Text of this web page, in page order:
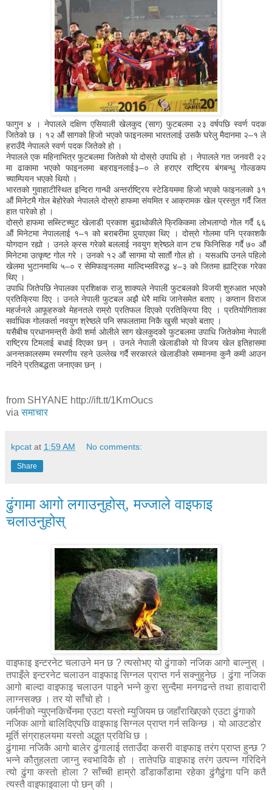
फागुन ४ । नेपालले दक्षिण एसियाली खेलकुद (साग) फुटबलमा २३ वर्षपछि स्वर्ण पदक
जितेको छ । १२ औं सागको हिजो भएको फाइनलमा भारतलाई उसकै घरेलु मैदानमा २–१ ले
हराउँदै नेपालले स्वर्ण पदक जितेको हो ।
नेपालले एक महिनाभित्र फुटबलमा जितेको यो दोस्रो उपाधि हो । नेपालले गत जनवरी २२
मा ढाकामा भएको फाइनलमा बहराइनलाई३–० ले हराएर राष्ट्रिय बंगबन्धु गोल्डकप
च्याम्पियन भएको थियो ।
भारतको गुवाहाटीस्थित इन्दिरा गान्धी अन्तर्राष्ट्रिय स्टेडियममा हिजो भएको फाइनलको ३१
औं मिनेटमै गोल बेहोरेको नेपालले दोस्रो हाफमा संयमित र आक्रामक खेल प्रस्तुत गर्दै जित
हात पारेको हो ।
दोस्रो हाफमा सब्स्टिच्युट खेलाडी प्रकाश बुढाथोकीले फ्रिकिकमा लोभलाग्दो गोल गर्दै ६६
औं मिनेटमा नेपाललाई १–१ को बराबरीमा पुर्‍याएका थिए । दोस्रो गोलमा पनि प्रकाशकै
योगदान रह्यो । उनले क्रस गरेको बललाई नवयुग श्रेष्ठले वान टच फिनिसिङ गर्दै ७० औं
मिनेटमा उत्कृष्ट गोल गरे । उनको १२ औं सागमा यो सातौं गोल हो । यसअघि उनले पहिलो
खेलमा भुटानमाथि ५–० र सेमिफाइनलमा माल्दिभ्सविरुद्ध ४–३ को जितमा ह्याट्रिक गरेका
थिए ।
उपाधि जितेपछि नेपालका प्रशिक्षक राजु शाक्यले नेपाली फुटबलको विजयी शुरुआत भएको
प्रतिक्रिया दिए । उनले नेपाली फुटबल अझै धेरै माथि जानेसमेत बताए । कप्तान विराज
महर्जनले आफूहरुको मेहनतले राम्रो प्रतिफल दिएको प्रतिक्रिया दिए । प्रतियोगिताका
सर्वाधिक गोलकर्ता नवयुग श्रेष्ठले पनि सफलतामा निकै खुसी भएको बताए ।
यसैबीच प्रधानमन्त्री केपी शर्मा ओलीले साग खेलकुदको फुटबलमा उपाधि जितेकोमा नेपाली
राष्ट्रिय टिमलाई बधाई दिएका छन् । उनले नेपाली खेलाडीको यो विजय खेल इतिहासमा
अनन्तकालसम्म स्मरणीय रहने उल्लेख गर्दै सरकारले खेलाडीको सम्मानमा कुनै कमी आउन
नदिने प्रतिबद्धता जनाएका छन् ।
from SHYANE http://ift.tt/1KmOucs
viaसमाचार
kpcat at 1:59 AM No comments:
Share
ढुंगामा आगो लगाउनुहोस्, मज्जाले वाइफाइ
चलाउनुहोस्
वाइफाइ इन्टरनेट चलाउने मन छ ? त्यसोभए यो ढुंगाको नजिक आगो बाल्नुस् ।
तपाइँले इन्टरनेट चलाउन वाइफाइ सिग्नल प्राप्त गर्न सक्नुहुनेछ । ढुंगा नजिक
आगो बाल्दा वाइफाइ चलाउन पाइने भन्ने कुरा सुन्दैमा मनगढन्ते तथा हावादारी
लाग्नसक्छ । तर यो साँचो हो ।
जर्मनीको न्युएनकिर्चेनमा एउटा यस्तो म्युजियम छ जहाँराखिएको एउटा ढुंगाको
नजिक आगो बालिदिएपछि वाइफाइ सिग्नल प्राप्त गर्न सकिन्छ । यो आउटडोर
मूर्ति संग्राहलयमा यस्तो अद्भुत प्रविधि छ ।
ढुंगामा नजिकै आगो बालेर ढुंगालाई तताउँदा कसरी वाइफाइ तरंग प्राप्त हुन्छ ?
भन्ने कौतुहलता जाग्नु स्वभाविकै हो । तातेपछि वाइफाइ तरंग उत्पन्न गरिदिने
त्यो ढुंगा कस्तो होला ? साँच्ची हाम्रो डाँडाकाँडामा रहेका ढुंगैढुंगा पनि कतै
त्यस्तै वाइफाइवाला पो छन् की ।